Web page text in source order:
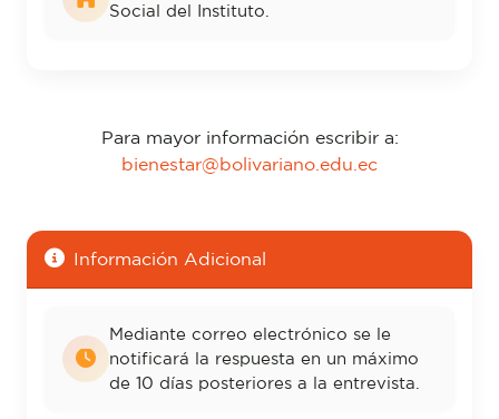
Social del Instituto.
Para mayor información escribir a:
bienestar@bolivariano.edu.ec
Información Adicional
Mediante correo electrónico se le
notificará la respuesta en un máximo
de 10 días posteriores a la entrevista.